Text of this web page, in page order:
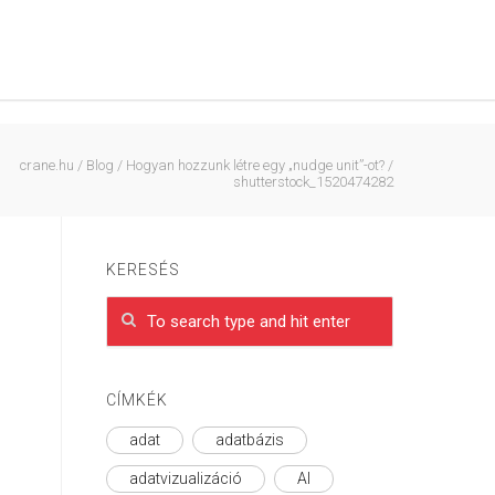
crane.hu / Blog / Hogyan hozzunk létre egy „nudge unit”-ot? /
shutterstock_1520474282
KERESÉS
CÍMKÉK
adat adatbázis
adatvizualizáció AI